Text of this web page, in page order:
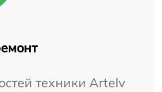
техники Artelv